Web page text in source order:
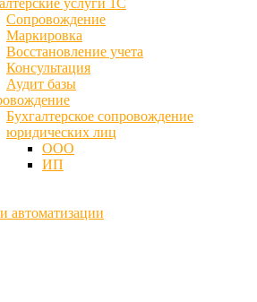
услуги 1С
Сопровождение
Маркировка
Восстановление учета
Консультация
Аудит базы
Бухгалтерское сопровождение
юридических лиц
ООО
ИП
автоматизации